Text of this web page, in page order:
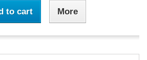
to cart More